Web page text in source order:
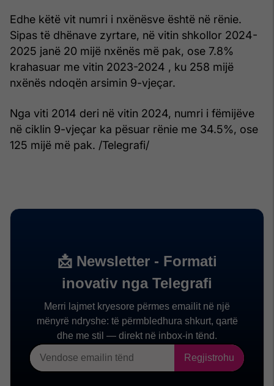
Edhe këtë vit numri i nxënësve është në rënie.
Sipas të dhënave zyrtare, në vitin shkollor 2024-
2025 janë 20 mijë nxënës më pak, ose 7.8%
krahasuar me vitin 2023-2024 , ku 258 mijë
nxënës ndoqën arsimin 9-vjeçar.
Nga viti 2014 deri në vitin 2024, numri i fëmijëve
në ciklin 9-vjeçar ka pësuar rënie me 34.5%, ose
125 mijë më pak. /Telegrafi/